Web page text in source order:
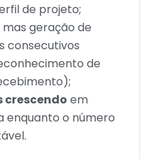
de projeto;
geração de
consecutivos
de
crescendo em
enquanto o número